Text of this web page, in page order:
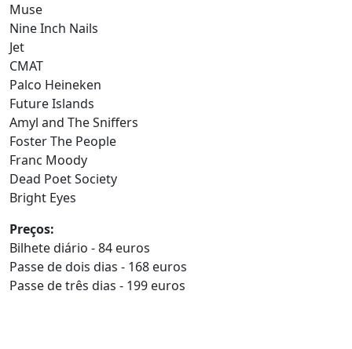
Muse
Nine Inch Nails
Jet
CMAT
Palco Heineken
Future Islands
Amyl and The Sniffers
Foster The People
Franc Moody
Dead Poet Society
Bright Eyes
Preços:
Bilhete diário - 84 euros
Passe de dois dias - 168 euros
Passe de três dias - 199 euros